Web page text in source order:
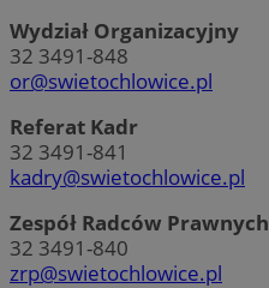
Wydział Organizacyjny
32 3491-848
or@swietochlowice.pl
Referat Kadr
32 3491-841
kadry@swietochlowice.pl
Zespół Radców Prawnych
32 3491-840
zrp@swietochlowice.pl